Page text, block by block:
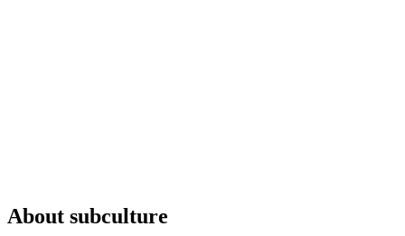
About subculture